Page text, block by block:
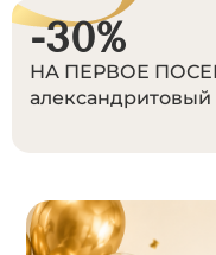
-30%
НА ПЕРВОЕ
александритовый